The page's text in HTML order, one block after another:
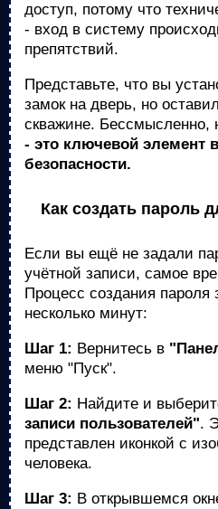
доступ, потому что
- вход в систему
препятствий.
Представьте, что вы
замок на дверь, но
скважине. Бессмысленно,
- это ключевой элемент
безопасности.
Как создать пароль
Если вы ещё не задали
учётной записи, самое
Процесс создания пароля
несколько минут:
Шаг 1: Вернитесь в
меню "Пуск".
Шаг 2: Найдите и
записи пользователей".
представлен иконкой с
человека.
Шаг 3: В открывшемся